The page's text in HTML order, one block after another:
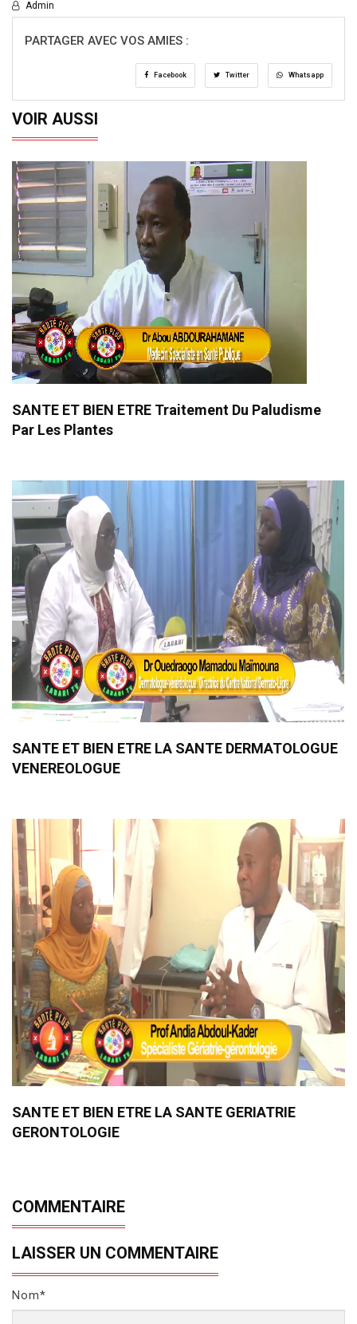
Admin
PARTAGER AVEC VOS AMIES :
Facebook Twitter Whatsapp
VOIR AUSSI
SANTE ET BIEN ETRE Traitement Du Paludisme
Par Les Plantes
SANTE ET BIEN ETRE LA SANTE DERMATOLOGUE
VENEREOLOGUE
SANTE ET BIEN ETRE LA SANTE GERIATRIE
GERONTOLOGIE
COMMENTAIRE
LAISSER UN COMMENTAIRE
Nom*